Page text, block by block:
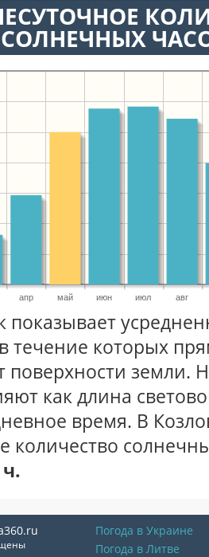
СОЛНЕЧНЫХ
апр май июн июл авг
течение которых
поверхности земли.
как длина
время. В
количество
Погода в Украине
Погода в Литве